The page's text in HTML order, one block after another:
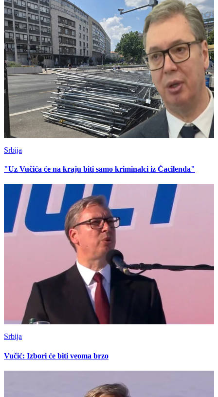
Srbija
"Uz Vučića će na kraju biti samo kriminalci iz Ćacilenda"
Srbija
Vučić: Izbori će biti veoma brzo